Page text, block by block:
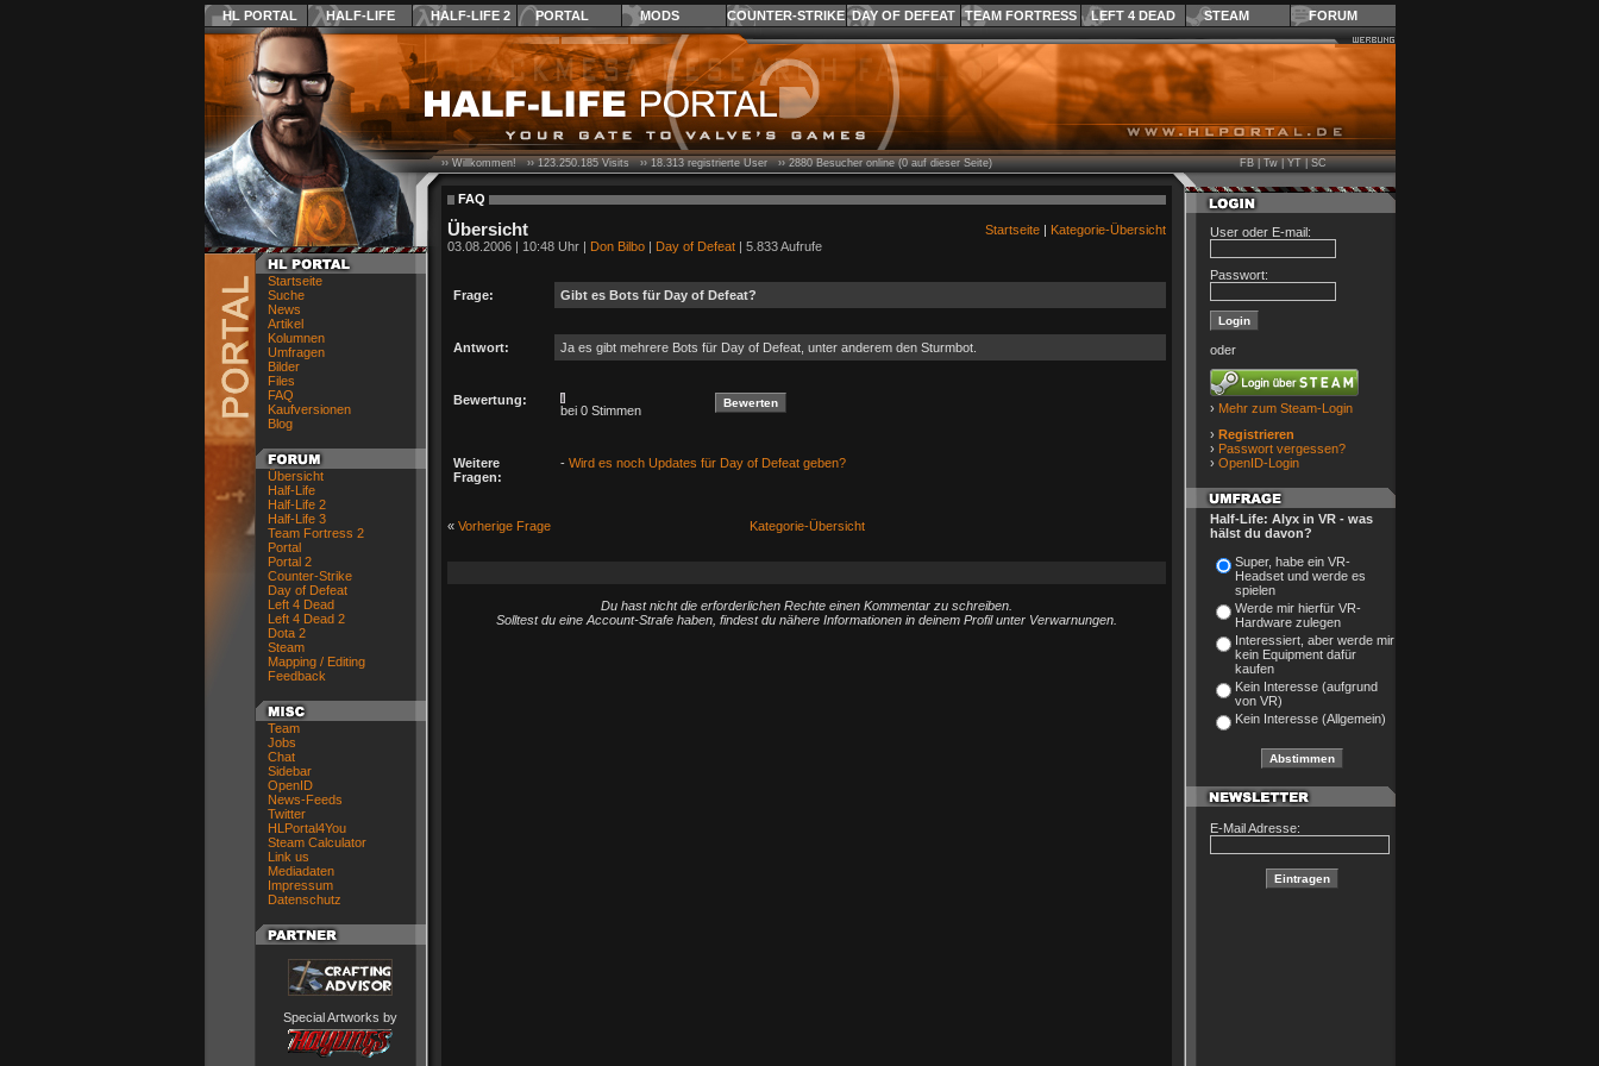
HL PORTAL HALF-LIFE HALF-LIFE 2 PORTAL MODS COUNTER-STRIKE DAY OF DEFEAT TEAM FORTRESS LEFT 4 DEAD STEAM FORUM
Startseite
Suche
News
Artikel
Kolumnen
Umfragen
Bilder
Files
FAQ
Kaufversionen
Blog
Übersicht
Half-Life
Half-Life 2
Half-Life 3
Team Fortress 2
Portal
Portal 2
Counter-Strike
Day of Defeat
Left 4 Dead
Left 4 Dead 2
Dota 2
Steam
Mapping / Editing
Feedback
Team
Jobs
Chat
Sidebar
OpenID
News-Feeds
Twitter
HLPortal4You
Steam Calculator
Link us
Mediadaten
Impressum
Datenschutz
Special Artworks by
›› Willkommen! ››123.250.185Visits ››18.313registrierte User ››2880Besucher online (0 auf dieser Seite)
FAQ
Übersicht Startseite| Kategorie-Übersicht
03.08.2006 | 10:48 Uhr | Don Bilbo| Day of Defeat| 5.833 Aufrufe
Frage: Gibt es Bots für Day of Defeat?
Antwort: Ja es gibt mehrere Bots für Day of Defeat, unter anderem den Sturmbot.
Bewertung:
bei 0 Stimmen
Weitere
Fragen:
- Wird es noch Updates für Day of Defeat geben?
« Vorherige Frage Kategorie-Übersicht
Du hast nicht die erforderlichen Rechte einen Kommentar zu schreiben.
Solltest du eine Account-Strafe haben, findest du nähere Informationen in deinem Profil unter Verwarnungen.
FB|Tw|YT|SC
User oder E-mail:
Passwort:
oder
› Mehr zum Steam-Login
› Registrieren
› Passwort vergessen?
› OpenID-Login
Half-Life: Alyx in VR - was
hälst du davon?
Super, habe ein VR-
Headset und werde es
spielen
Werde mir hierfür VR-
Hardware zulegen
Interessiert, aber werde mir
kein Equipment dafür
kaufen
Kein Interesse (aufgrund
von VR)
Kein Interesse (Allgemein)
E-Mail Adresse: